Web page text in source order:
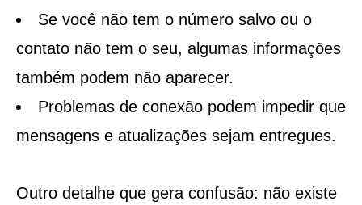
Se você não tem o número salvo ou o
contato não tem o seu, algumas informações
também podem não aparecer.
Problemas de conexão podem impedir que
mensagens e atualizações sejam entregues.
Outro detalhe que gera confusão: não existe